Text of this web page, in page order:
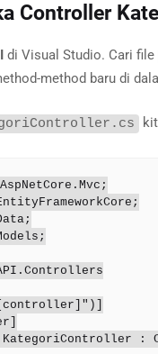
Controller
di Visual Studio. Cari file
method baru di